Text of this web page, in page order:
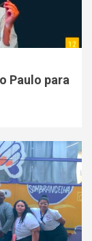
Paulo para